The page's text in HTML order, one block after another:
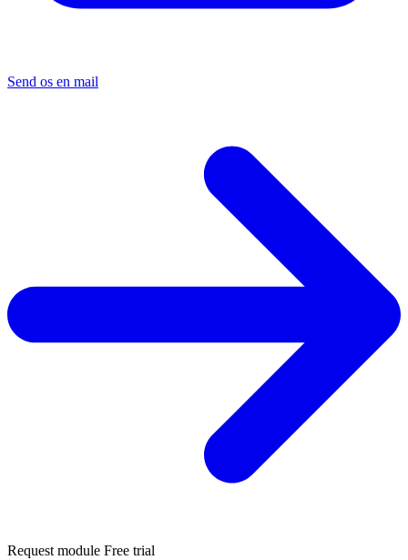
Send os en mail
Request module Free trial